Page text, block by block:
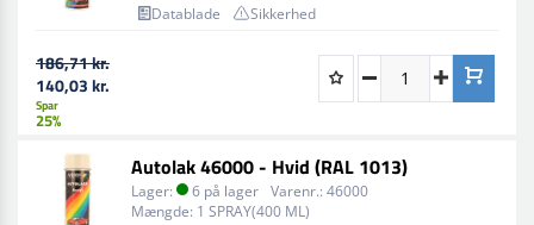
Datablade Sikkerhed
186,71 kr.
140,03 kr.
Spar
25%
Autolak 46000 - Hvid (RAL 1013)
Lager: 6 på lager Varenr.: 46000
Mængde: 1 SPRAY(400 ML)